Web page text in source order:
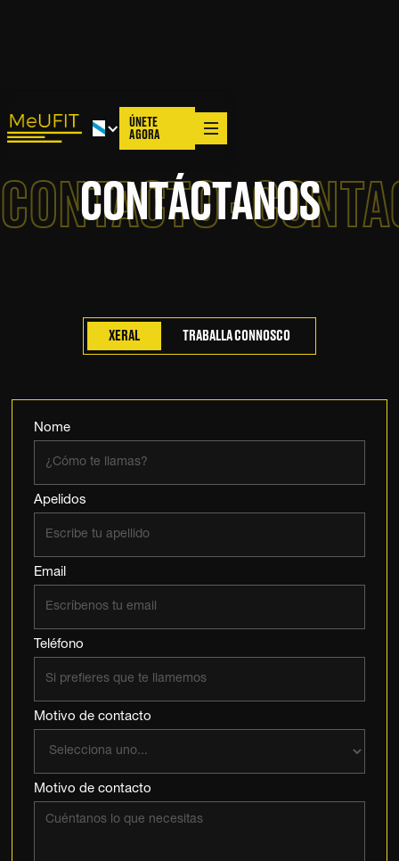
‍ÚNETE
AGORA
CONTACTO ·
CONTÁCTANOS
XERAL TRABALLA CONNOSCO
Nome
Apelidos
Email
Teléfono
Motivo de contacto
Motivo de contacto